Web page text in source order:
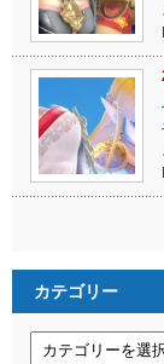
カテゴリー